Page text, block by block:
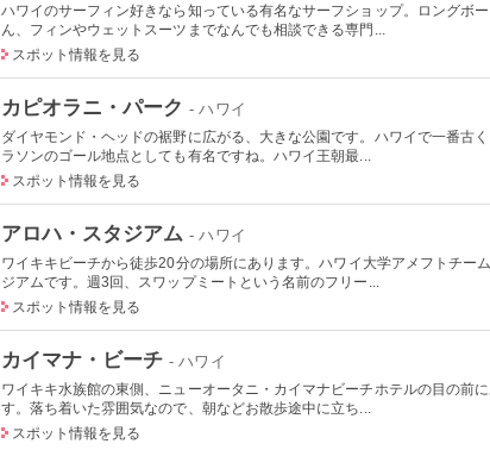
ハワイのサーフィン好きなら知っている有名なサーフショップ。ロングボ
ん、フィンやウェットスーツまでなんでも相談できる専門...
スポット情報を見る
カピオラニ・パーク - ハワイ
ダイヤモンド・ヘッドの裾野に広がる、大きな公園です。ハワイで一番古
ラソンのゴール地点としても有名ですね。ハワイ王朝最...
スポット情報を見る
アロハ・スタジアム - ハワイ
ワイキキビーチから徒歩20分の場所にあります。ハワイ大学アメフトチー
ジアムです。週3回、スワップミートという名前のフリー...
スポット情報を見る
カイマナ・ビーチ - ハワイ
ワイキキ水族館の東側、ニューオータニ・カイマナビーチホテルの目の前
す。落ち着いた雰囲気なので、朝などお散歩途中に立ち...
スポット情報を見る